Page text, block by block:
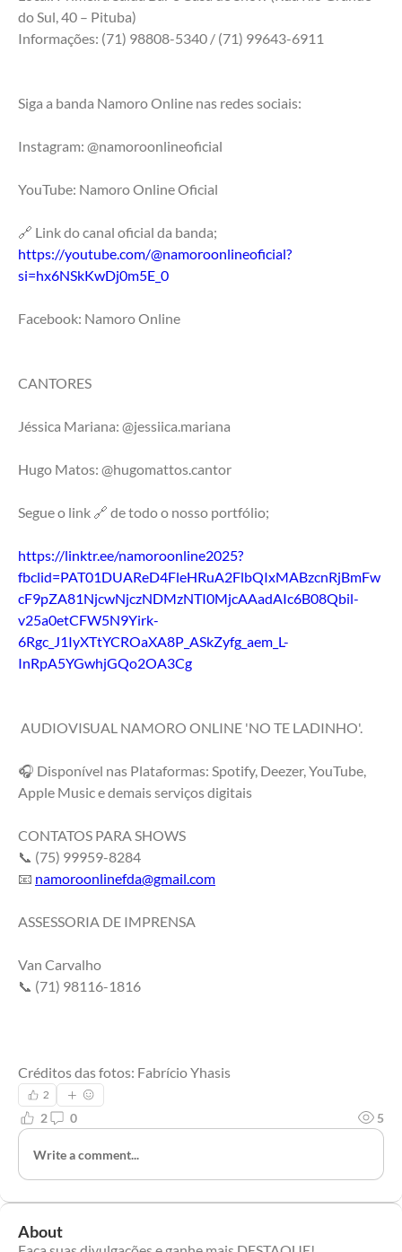
do Sul, 40 – Pituba)
Informações: (71) 98808-5340 / (71) 99643-6911
Siga a banda Namoro Online nas redes sociais:
Instagram: @namoroonlineoficial
YouTube: Namoro Online Oficial
🔗 Link do canal oficial da banda;
https://youtube.com/@namoroonlineoficial?
si=hx6NSkKwDj0m5E_0
Facebook: Namoro Online
CANTORES
Jéssica Mariana: @jessiica.mariana
Hugo Matos: @hugomattos.cantor
Segue o link 🔗 de todo o nosso portfólio;
https://linktr.ee/namoroonline2025?
fbclid=PAT01DUAReD4FleHRuA2FlbQIxMABzcnRjBmFw
cF9pZA81NjcwNjczNDMzNTI0MjcAAadAIc6B08Qbil-
v25a0etCFW5N9Yirk-
6Rgc_J1IyXTtYCROaXA8P_ASkZyfg_aem_L-
InRpA5YGwhjGQo2OA3Cg
AUDIOVISUAL NAMORO ONLINE 'NO TE LADINHO'.
🎧 Disponível nas Plataformas: Spotify, Deezer, YouTube,
Apple Music e demais serviços digitais
CONTATOS PARA SHOWS
📞 (75) 99959-8284
📧 namoroonlinefda@gmail.com
ASSESSORIA DE IMPRENSA
Van Carvalho
📞 (71) 98116-1816
Créditos das fotos: Fabrício Yhasis
2
2 0 5
Write a comment...
About